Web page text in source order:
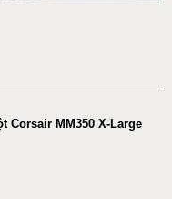
Corsair MM350 X-Large